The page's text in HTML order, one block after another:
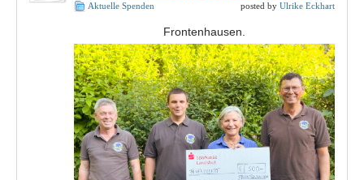
Aktuelle Spenden posted by Ulrike Eckhart
Frontenhausen.